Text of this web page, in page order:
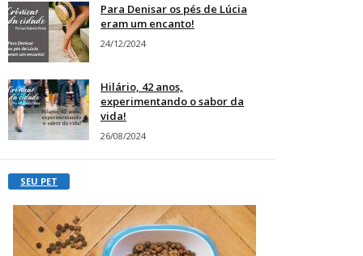
Para Denisar os pés de Lúcia
eram um encanto!
24/12/2024
Hilário, 42 anos,
experimentando o sabor da
vida!
26/08/2024
SEU PET